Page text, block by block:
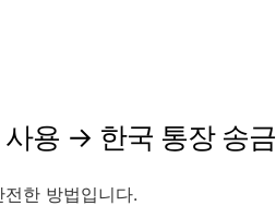
용 → 한국 통장 송금
한 방법입니다.